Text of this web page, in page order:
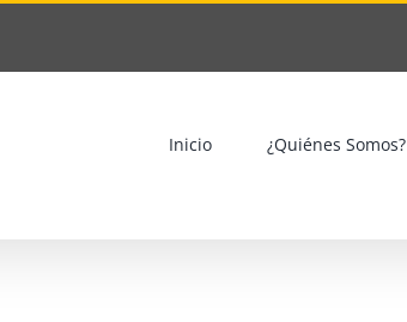
Inicio ¿Quiénes Somos?